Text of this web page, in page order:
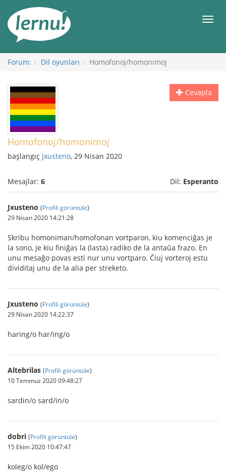
Görüntüleme
Forum: Dil oyunları Homofonoj/homonimoj
Cevapla
Homofonoj/homonimoj
başlangıç Jxusteno, 29 Nisan 2020
Mesajlar: 6 Dil: Esperanto
Jxusteno (Profili görüntüle)
29 Nisan 2020 14:21:28
Skribu homoniman/homofonan vortparon, kiu komenciĝas je
la sono, je kiu finiĝas la (lasta) radiko de la antaŭa frazo. En
unu mesaĝo povas esti nur unu vortparo. Ĉiuj vorteroj estu
dividitaj unu de la alia per streketo.
Jxusteno (Profili görüntüle)
29 Nisan 2020 14:22:37
haring/o har/ing/o
Altebrilas (Profili görüntüle)
10 Temmuz 2020 09:48:27
sardin/o sard/in/o
dobri (Profili görüntüle)
15 Ekim 2020 10:47:47
koleg/o kol/ego